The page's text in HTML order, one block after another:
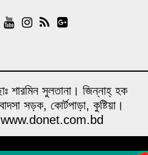
৬২ শতাংশ নির্ভরতা, বাড়ছে
যাত্রা: আগস্টে জাতীয়
পথে দিল্লি থেকে ঘুরে যেতে
শারমিন সুলতানা। জিন্নাহ্ হক
সড়ক, কোর্টপাড়া, কুষ্টিয়া।